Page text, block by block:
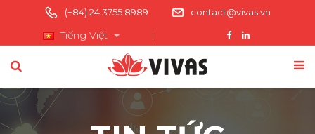
(+84) 24 3755 8989 contact@vivas.vn
Tiếng Việt